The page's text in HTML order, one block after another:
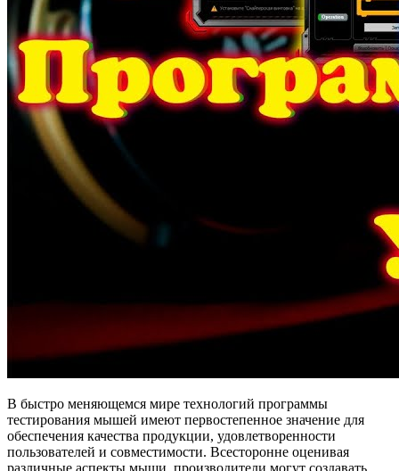
В быстро меняющемся мире технологий программы
тестирования мышей имеют первостепенное значение для
обеспечения качества продукции, удовлетворенности
пользователей и совместимости. Всесторонне оценивая